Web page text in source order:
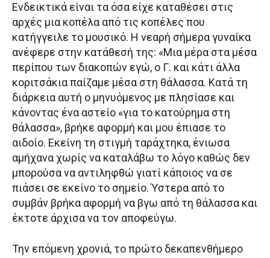
Ενδεικτικά είναι τα όσα είχε καταθέσει στις
αρχές μια κοπέλα από τις κοπέλες που
κατήγγειλε το μουσικό. Η νεαρή σήμερα γυναίκα
ανέφερε στην κατάθεσή της: «Μια μέρα στα μέσα
περίπου των διακοπών εγώ, ο Γ. και κάτι άλλα
κοριτσάκια παίζαμε μέσα στη θάλασσα. Κατά τη
διάρκεια αυτή ο μηνυόμενος με πλησίασε και
κάνοντας ένα αστείο «για το κατούρημα στη
θάλασσα», βρήκε αφορμή και μου έπιασε το
αιδοίο. Εκείνη τη στιγμή ταράχτηκα, ένιωσα
αμήχανα χωρίς να καταλάβω το λόγο καθώς δεν
μπορούσα να αντιληφθώ γιατί κάποιος να σε
πιάσει σε εκείνο το σημείο. Ύστερα από το
συμβάν βρήκα αφορμή να βγω από τη θάλασσα και
έκτοτε άρχισα να τον αποφεύγω.
Την επόμενη χρονιά, το πρώτο δεκαπενθήμερο